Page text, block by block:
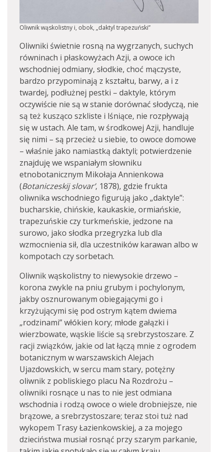
Oliwnik wąskolistny i, obok, „daktyl trapezuński”
Oliwniki świetnie rosną na wygrzanych, suchych
równinach i płaskowyżach Azji, a owoce ich
wschodniej odmiany, słodkie, choć mączyste,
bardzo przypominają z kształtu, barwy, a i z
twardej, podłużnej pestki – daktyle, którym
oczywiście nie są w stanie dorównać słodyczą, nie
są też kusząco szkliste i lśniące, nie rozpływają
się w ustach. Ale tam, w środkowej Azji, handluje
się nimi – są przecież u siebie, to owoce domowe
– właśnie jako namiastką daktyli; potwierdzenie
znajduję we wspaniałym słowniku
etnobotanicznym Mikołaja Annienkowa
(Botaniczeskij slovar’, 1878), gdzie frukta
oliwnika wschodniego figurują jako „daktyle”:
bucharskie, chińskie, kaukaskie, ormiańskie,
trapezuńskie czy turkmeńskie, jedzone na
surowo, jako słodka przegryzka lub dla
wzmocnienia sił, dla uczestników karawan albo w
kompotach czy sorbetach.
Oliwnik wąskolistny to niewysokie drzewo –
korona zwykle na pniu grubym i pochylonym,
jakby osznurowanym obiegającymi go i
krzyżującymi się pod ostrym kątem dwiema
„rodzinami” włókien kory; młode gałązki i
wierzbowate, wąskie liście są srebrzystoszare. Z
racji związków, jakie od lat łączą mnie z ogrodem
botanicznym w warszawskich Alejach
Ujazdowskich, w sercu mam stary, potężny
oliwnik z pobliskiego placu Na Rozdrożu –
oliwniki rosnące u nas to nie jest odmiana
wschodnia i rodzą owoce o wiele drobniejsze, nie
brązowe, a srebrzystoszare; teraz stoi tuż nad
wykopem Trasy Łazienkowskiej, a za mojego
dzieciństwa musiał rosnąć przy szarym parkanie,